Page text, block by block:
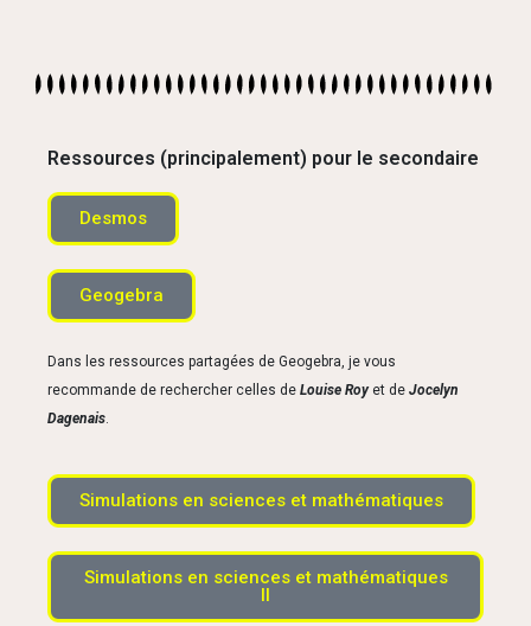
Ressources (principalement) pour le secondaire
Desmos
Geogebra
Dans les ressources partagées de Geogebra, je vous
recommande de rechercher celles de Louise Royet de Jocelyn
Dagenais
Simulations en sciences et mathématiques
Simulations en sciences et mathématiques
II